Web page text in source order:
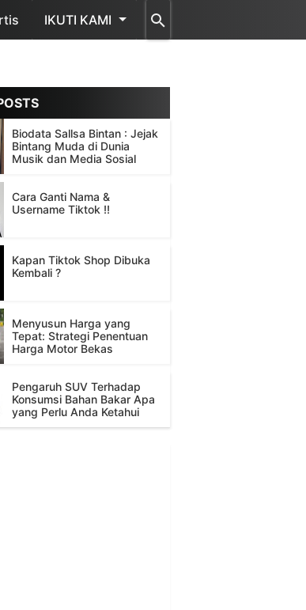
IKUTI KAMI
Biodata Sallsa Bintan : Jejak
Bintang Muda di Dunia
Musik dan Media Sosial
Cara Ganti Nama &
Username Tiktok !!
Kapan Tiktok Shop Dibuka
Kembali ?
Menyusun Harga yang
Tepat: Strategi Penentuan
Harga Motor Bekas
Pengaruh SUV Terhadap
Konsumsi Bahan Bakar Apa
yang Perlu Anda Ketahui